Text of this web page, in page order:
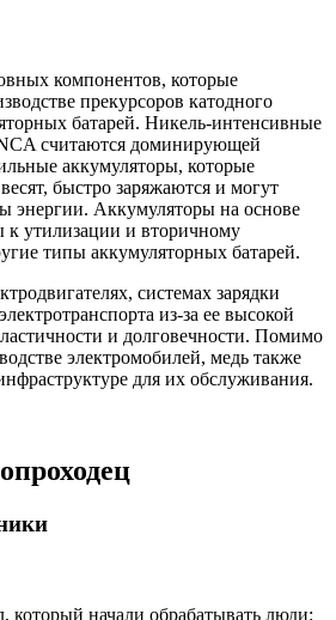
компонентов, которые
прекурсоров катодного
батарей. Никель-интенсивные
считаются доминирующей
аккумуляторы, которые
быстро заряжаются и могут
энергии. Аккумуляторы на основе
к утилизации и вторичному
типы аккумуляторных батарей.
системах зарядки
из-за ее высокой
и долговечности. Помимо
электромобилей, медь также
для их обслуживания.
начали обрабатывать люди: